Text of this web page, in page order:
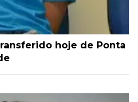
hoje de Ponta